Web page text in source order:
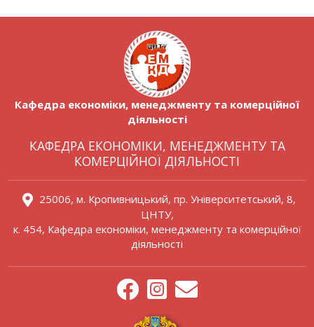
Кафедра економіки, менеджменту та комерційної
діяльності
КАФЕДРА ЕКОНОМІКИ, МЕНЕДЖМЕНТУ ТА
КОМЕРЦІЙНОЇ ДІЯЛЬНОСТІ
25006, м. Кропивницький, пр. Університетський, 8,
ЦНТУ,
к. 454, Кафедра економіки, менеджменту та комерційної
діяльності